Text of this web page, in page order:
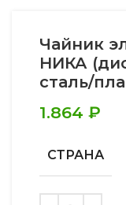
Чайник
НИКА
сталь/
1.864 ₽
СТРАНА